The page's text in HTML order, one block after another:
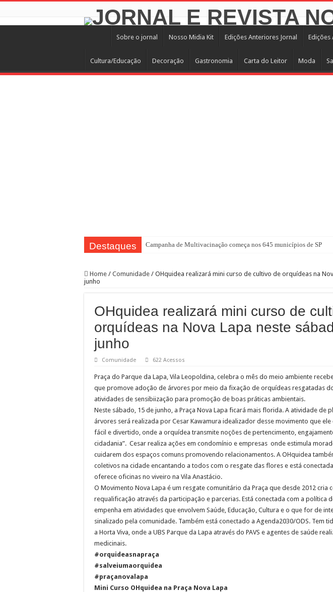
Sobre o jornal Nosso Midia Kit Edições Anteriores Jornal Edições
Cultura/Educação Decoração Gastronomia Carta do Leitor Moda
Destaques Campanha de Multivacinação começa nos 645 municípios de SP
Pedal de Ativação da Trilha Interparques abrem inscrições para
2ª Reunião Ordinária do Comitê Diretivo da Distrital Oeste da ACSP
Jornada do Patrimônio 2026 abre inscrições para programação de
12 plataformas de apoio à aprendizagem usadas por estudantes da
9ª Semana Municipal da Primeira Infância
Representantes de bairros apresentam demandas de zeladoria na
Home / Comunidade / OHquidea realizará mini curso de cultivo de orquídeas na
junho
OHquidea realizará mini curso de
orquídeas na Nova Lapa neste
junho
Comunidade 622 Acessos
Praça do Parque da Lapa, Vila Leopoldina, celebra o mês do meio ambiente
que promove adoção de árvores por meio da fixação de orquídeas resgatadas
atividades de sensibiização para promoção de boas práticas ambientais.
Neste sábado, 15 de junho, a Praça Nova Lapa ficará mais florida. A atividade de
árvores será realizada por Cesar Kawamura idealizador desse movimento que
fácil e divertido, onde a orquídea transmite noções de pertencimento,
cidadania”. Cesar realiza ações em condomínio e empresas onde estimula
cuidarem dos espaços comuns promovendo relacionamentos. A OHquidea
coletivos na cidade encantando a todos com o resgate das flores e está
oferece oficinas no viveiro na Vila Anastácio.
O Movimento Nova Lapa é um resgate comunitário da Praça que desde 2012 cria
requalificação através da participação e parcerias. Está conectada com a política
empenha em atividades que envolvem Saúde, Educação, Cultura e o que for de
sinalizado pela comunidade. Também está conectado a Agenda2030/ODS. Tem
a Horta Viva, onde a UBS Parque da Lapa através do PAVS e agentes de saúde
medicinais.
#orquideasnapraça
#salveiumaorquidea
#praçanovalapa
Mini Curso OHquidea na Praça Nova Lapa